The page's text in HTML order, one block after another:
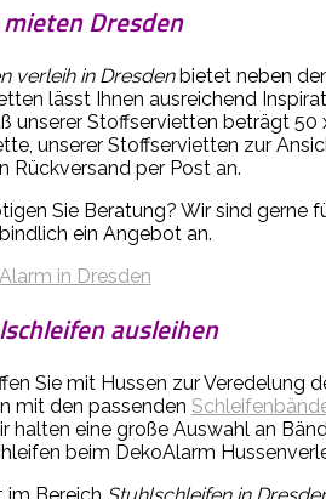
Dresden
verleih in Dresdenbietet neben
lässt Ihnen ausreichend
Stoffservietten beträgt
unserer Stoffservietten zur
Rückversand per Post an.
Sie Beratung? Wir sind gerne
ein Angebot an.
ausleihen
Sie mit Hussen zur Veredelung
mit den passenden
eine große Auswahl an
beim DekoAlarm